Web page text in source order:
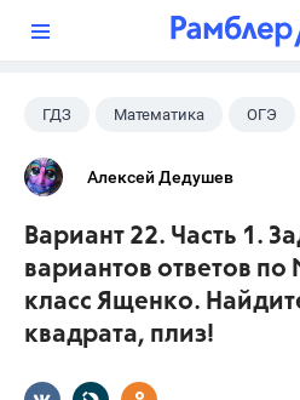
ГДЗ Математика ОГЭ
Ященко И.В.
Алексей Дедушев
Вариант 22. Часть 1.
вариантов ответов
класс Ященко.
квадрата, плиз!